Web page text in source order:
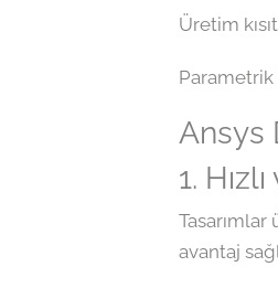
Üretim
Ansys
1.
Tasarımlar
avantaj